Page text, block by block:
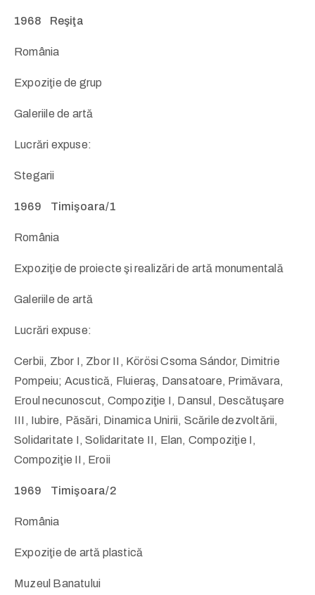
1968 Reşiţa
România
Expoziţie de grup
Galeriile de artă
Lucrări expuse:
Stegarii
1969 Timişoara/1
România
Expoziţie de proiecte şi realizări de artă monumentală
Galeriile de artă
Lucrări expuse:
Cerbii, Zbor I, Zbor II, Körösi Csoma Sándor, Dimitrie
Pompeiu; Acustică, Fluieraş, Dansatoare, Primăvara,
Eroul necunoscut, Compoziţie I, Dansul, Descătuşare
III, Iubire, Păsări, Dinamica Unirii, Scările dezvoltării,
Solidaritate I, Solidaritate II, Elan, Compoziţie I,
Compoziţie II, Eroii
1969 Timişoara/2
România
Expoziţie de artă plastică
Muzeul Banatului